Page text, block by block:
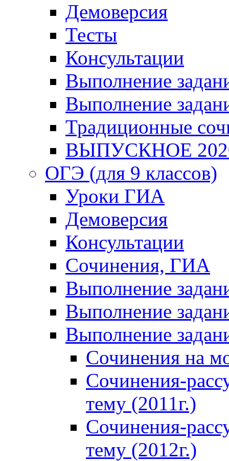
Демоверсия
Тесты
Консультации
Выполнение
Выполнение
Традиционные
ВЫПУСКНОЕ
ОГЭ (для 9 классов)
Уроки ГИА
Демоверсия
Консультации
Сочинения, ГИА
Выполнение
Выполнение
Выполнение
Сочинения на
Сочинения-
тему (2011г.)
Сочинения-
тему (2012г.)